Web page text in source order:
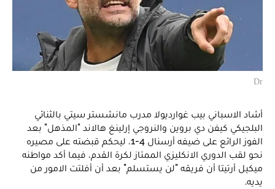
Dr
أشاد الاسباني بيب غوارديولا مدرب مانشستر سيتي بالثنائي
البلجيكي كيفن دي بروين والنروجي إرلينغ هالاند "المذهل" بعد
الفوز الرائع على ضيفه أرسنال 4-1، ليحكم قبضته على مصيره
نحو لقب الدوري الانكليزي الممتاز لكرة القدم، فيما أكد مواطنه
ميكيل أرتيتا أن فريقه "لن يستسلم" بعد أن أفلتت الامور من
يديه.